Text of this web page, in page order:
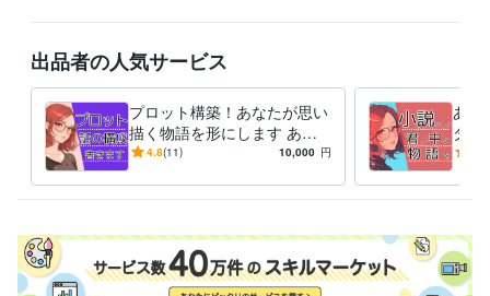
出品者の人気サービス
プロット構築！あなたが思い
描く物語を形にします あな
たのイメージを文章で筋立て
よう
4.8(11) 10,000 円
あな
ダー
分の